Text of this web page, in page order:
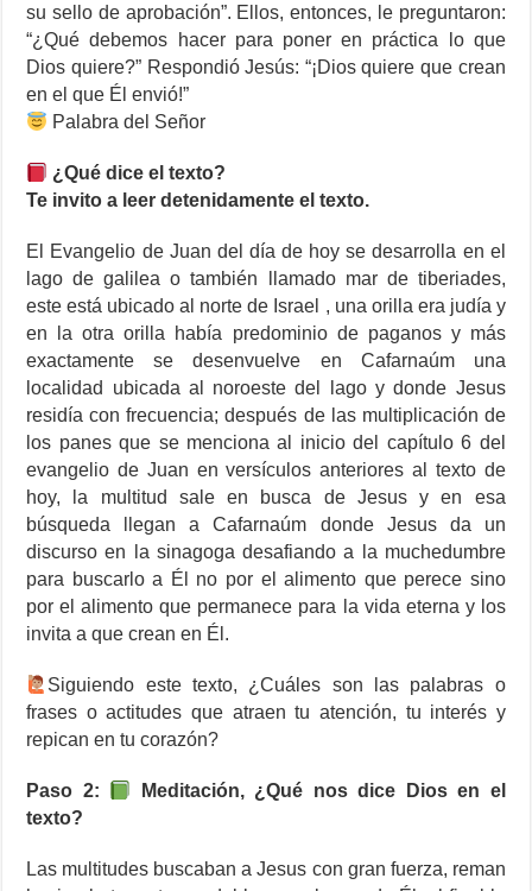
su sello de aprobación”. Ellos, entonces, le preguntaron:
“¿Qué debemos hacer para poner en práctica lo que
Dios quiere?” Respondió Jesús: “¡Dios quiere que crean
en el que Él envió!”
Palabra del Señor
¿Qué dice el texto?
Te invito a leer detenidamente el texto.
El Evangelio de Juan del día de hoy se desarrolla en el
lago de galilea o también llamado mar de tiberiades,
este está ubicado al norte de Israel , una orilla era judía y
en la otra orilla había predominio de paganos y más
exactamente se desenvuelve en Cafarnaúm una
localidad ubicada al noroeste del lago y donde Jesus
residía con frecuencia; después de las multiplicación de
los panes que se menciona al inicio del capítulo 6 del
evangelio de Juan en versículos anteriores al texto de
hoy, la multitud sale en busca de Jesus y en esa
búsqueda llegan a Cafarnaúm donde Jesus da un
discurso en la sinagoga desafiando a la muchedumbre
para buscarlo a Él no por el alimento que perece sino
por el alimento que permanece para la vida eterna y los
invita a que crean en Él.
Siguiendo este texto, ¿Cuáles son las palabras o
frases o actitudes que atraen tu atención, tu interés y
repican en tu corazón?
Paso 2:
Meditación, ¿Qué nos dice Dios en el
texto?
Las multitudes buscaban a Jesus con gran fuerza, reman